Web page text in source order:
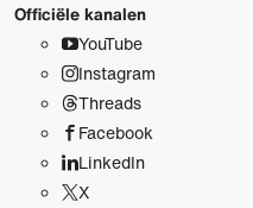
Officiële kanalen
YouTube
Instagram
Threads
Facebook
LinkedIn
X